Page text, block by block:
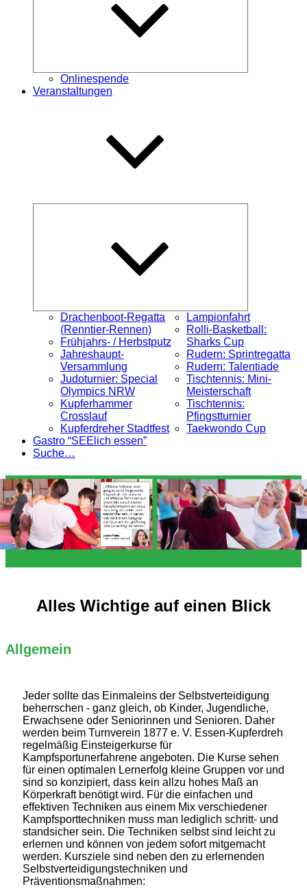
Onlinespende
Veranstaltungen
Drachenboot-Regatta
(Renntier-Rennen)
Frühjahrs- / Herbstputz
Jahreshaupt-
Versammlung
Judoturnier: Special
Olympics NRW
Kupferhammer
Crosslauf
Kupferdreher Stadtfest
Lampionfahrt
Rolli-Basketball:
Sharks Cup
Rudern: Sprintregatta
Rudern: Talentiade
Tischtennis: Mini-
Meisterschaft
Tischtennis:
Pfingstturnier
Taekwondo Cup
Gastro “SEElich essen”
Suche…
Alles Wichtige auf einen Blick
Allgemein
Jeder sollte das Einmaleins der Selbstverteidigung
beherrschen - ganz gleich, ob Kinder, Jugendliche,
Erwachsene oder Seniorinnen und Senioren. Daher
werden beim Turnverein 1877 e. V. Essen-Kupferdreh
regelmäßig Einsteigerkurse für
Kampfsportunerfahrene angeboten. Die Kurse sehen
für einen optimalen Lernerfolg kleine Gruppen vor und
sind so konzipiert, dass kein allzu hohes Maß an
Körperkraft benötigt wird. Für die einfachen und
effektiven Techniken aus einem Mix verschiedener
Kampfsporttechniken muss man lediglich schritt- und
standsicher sein. Die Techniken selbst sind leicht zu
erlernen und können von jedem sofort mitgemacht
werden. Kursziele sind neben den zu erlernenden
Selbstverteidigungstechniken und
Präventionsmaßnahmen: